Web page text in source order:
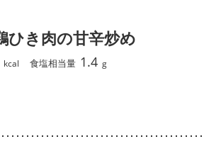
ひき肉の甘辛炒め
kcal 食塩相当量 1.4 g